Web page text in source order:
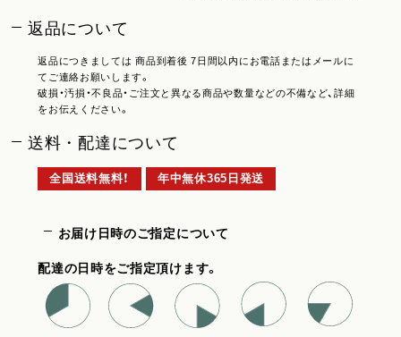
返品について
返品につきましては 商品到着後 7日間以内にお電話またはメールに
てご連絡お願いします。
破損・汚損・不良品・ご注文と異なる商品や数量などの不備など、詳細
をお伝えください。
送料・配達について
全国送料無料！ 年中無休365日発送
お届け日時のご指定について
配達の日時をご指定頂けます。